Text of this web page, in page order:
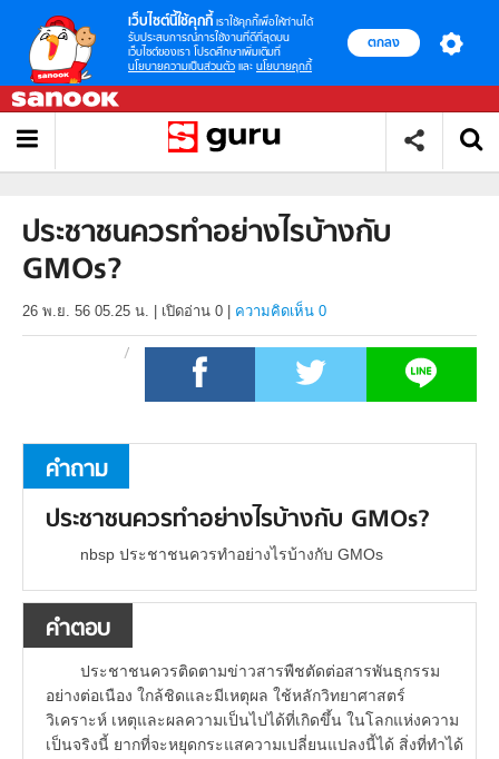
เว็บไซต์นี้ใช้คุกกี้ เราใช้คุกกี้เพื่อให้ท่านได้
รับประสบการณ์การใช้งานที่ดีที่สุดบน
เว็บไซต์ของเรา โปรดศึกษาเพิ่มเติมที่
นโยบายความเป็นส่วนตัว และ นโยบายคุกกี้
ตกลง
ประชาชนควรทำอย่างไรบ้างกับ
GMOs?
26 พ.ย. 56 05.25 น. เปิดอ่าน 0 ความคิดเห็น 0
คำถาม
ประชาชนควรทำอย่างไรบ้างกับ GMOs?
nbsp ประชาชนควรทำอย่างไรบ้างกับ GMOs
คำตอบ
ประชาชนควรติดตามข่าวสารพืชตัดต่อสารพันธุกรรม
อย่างต่อเนือง ใกล้ชิดและมีเหตุผล ใช้หลักวิทยาศาสตร์
วิเคราะห์ เหตุและผลความเป็นไปได้ที่เกิดขึ้น ในโลกแห่งความ
เป็นจริงนี้ ยากที่จะหยุดกระแสความเปลี่ยนแปลงนี้ได้ สิ่งที่ทำได้